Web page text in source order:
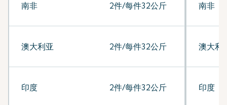
南非 2件/每件32公斤
澳大利亚 2件/每件32公斤
印度 2件/每件32公斤
南非
澳大利
印度